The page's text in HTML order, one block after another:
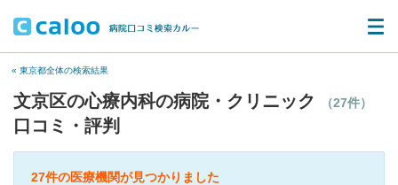
« 東京都全体の検索結果
文京区の心療内科の病院・クリニック （27件）
口コミ・評判
27件の医療機関が見つかりました